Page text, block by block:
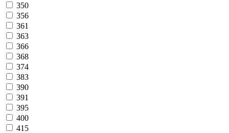
350
356
361
363
366
368
374
383
390
391
395
400
415